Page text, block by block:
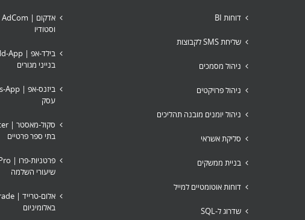
דוחות BI
שליחת SMS לקבוצות
ניהול מסמכים
ניהול פרויקטים
ניהול יומנים מובנה תהליכים
סליקת אשראי
בניית ממשקים
דוחות אוטומטיים למייל
שדרוג ל-SQL
וסטודיו
בנייני מגורים
עסק
בתי ספר פרטיים
שיעורי השלמה
באלומיניום